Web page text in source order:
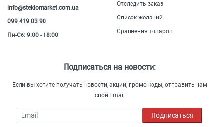
info@steklomarket.com.ua
099 419 03 90
Пн-Сб: 9:00 - 18:00
Отследить заказ
Список желаний
Сравнения товаров
Подписаться на новости:
Если вы хотите получать новости, акции, промо-коды, отправить нам
свой Email
Email Подписаться